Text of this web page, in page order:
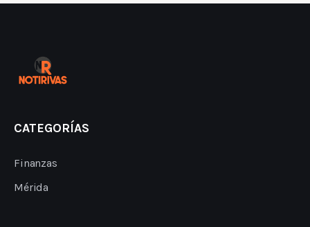
CATEGORÍAS
Finanzas
Mérida